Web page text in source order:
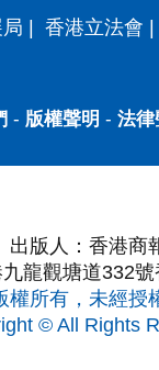
| 香港立法會 |
- 版權聲明 - 法律
出版人：香港商
龍觀塘道332
所有，未經授
© All Rights